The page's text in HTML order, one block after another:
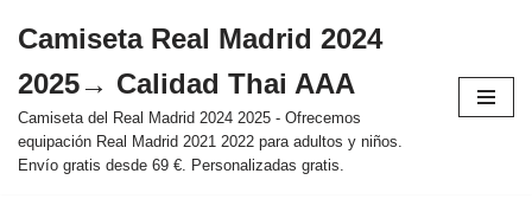
al
contenido
Camiseta Real Madrid 2024
2025→ Calidad Thai AAA
Camiseta del Real Madrid 2024 2025 - Ofrecemos
equipación Real Madrid 2021 2022 para adultos y niños.
Envío gratis desde 69 €. Personalizadas gratis.